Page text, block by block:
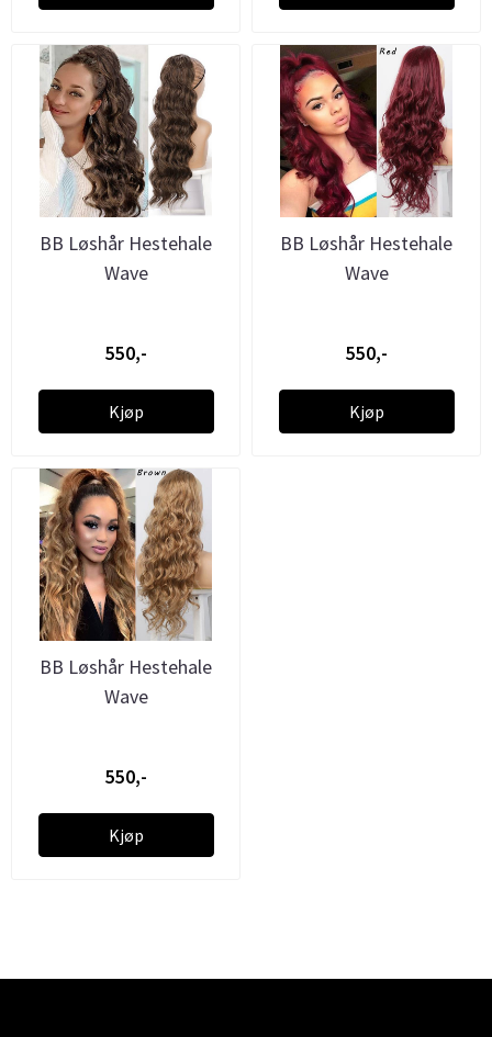
BB Løshår Hestehale
Wave
550,-
Kjøp
BB Løshår Hestehale
Wave
550,-
Kjøp
BB Løshår Hestehale
Wave
550,-
Kjøp